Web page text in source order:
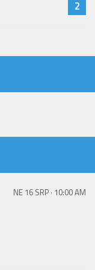
2
NE 16 SRP · 10:00 AM